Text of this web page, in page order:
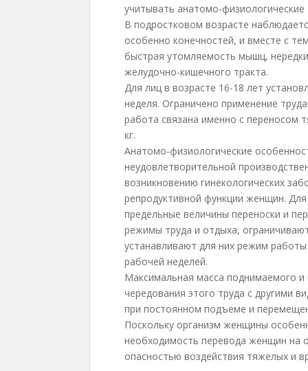
учитывать анатомо-
В подростковом возрасте
особенно конечностей, и вместе с
быстрая утомляемость мышц,
желудочно-кишечного тракта.
Для лиц в возрасте 16-18 лет
неделя. Ограничено применение
работа связана именно с переносом
кг.
Анатомо-физиологические
неудовлетворительной
возникновению гинекологических
репродуктивной функции женщин.
предельные величины переноски и
режимы труда и отдыха,
устанавливают для них режим
рабочей неделей.
Максимальная масса поднимаемого
чередования этого труда с другими
при постоянном подъеме и
Поскольку организм женщины
необходимость перевода женщин на
опасностью воздействия тяжелых и